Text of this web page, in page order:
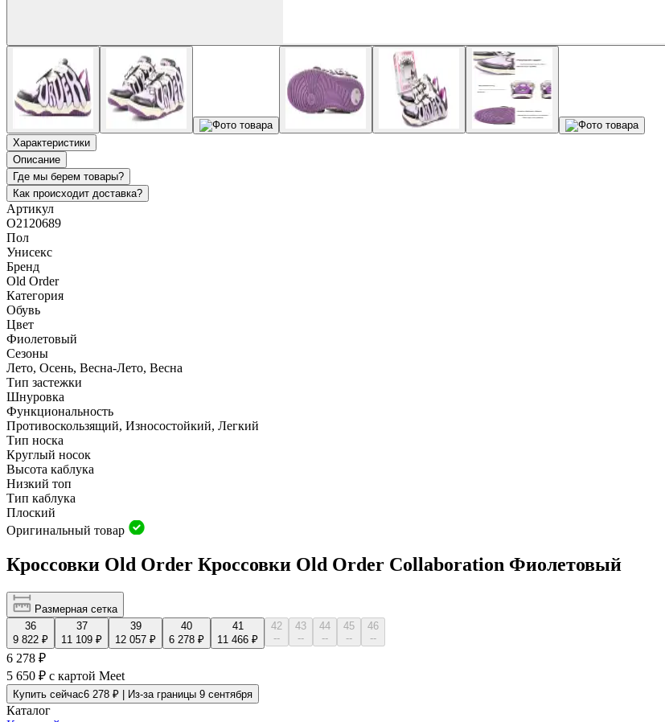
Характеристики
Описание
Где мы берем товары?
Как происходит доставка?
Артикул
O2120689
Пол
Унисекс
Бренд
Old Order
Категория
Обувь
Цвет
Фиолетовый
Сезоны
Лето, Осень, Весна-Лето, Весна
Тип застежки
Шнуровка
Функциональность
Противоскользящий, Износостойкий, Легкий
Тип носка
Круглый носок
Высота каблука
Низкий топ
Тип каблука
Плоский
Оригинальный товар
Кроссовки Old Order Кроссовки Old Order Collaboration Фиолетовый
Размерная сетка
36
9 822 ₽
37
11 109 ₽
39
12 057 ₽
40
6 278 ₽
41
11 466 ₽
42
--
43
--
44
--
45
--
46
--
6 278 ₽
5 650 ₽ с картой Meet
Купить сейчас6 278 ₽ | Из-за границы 9 сентября
Каталог